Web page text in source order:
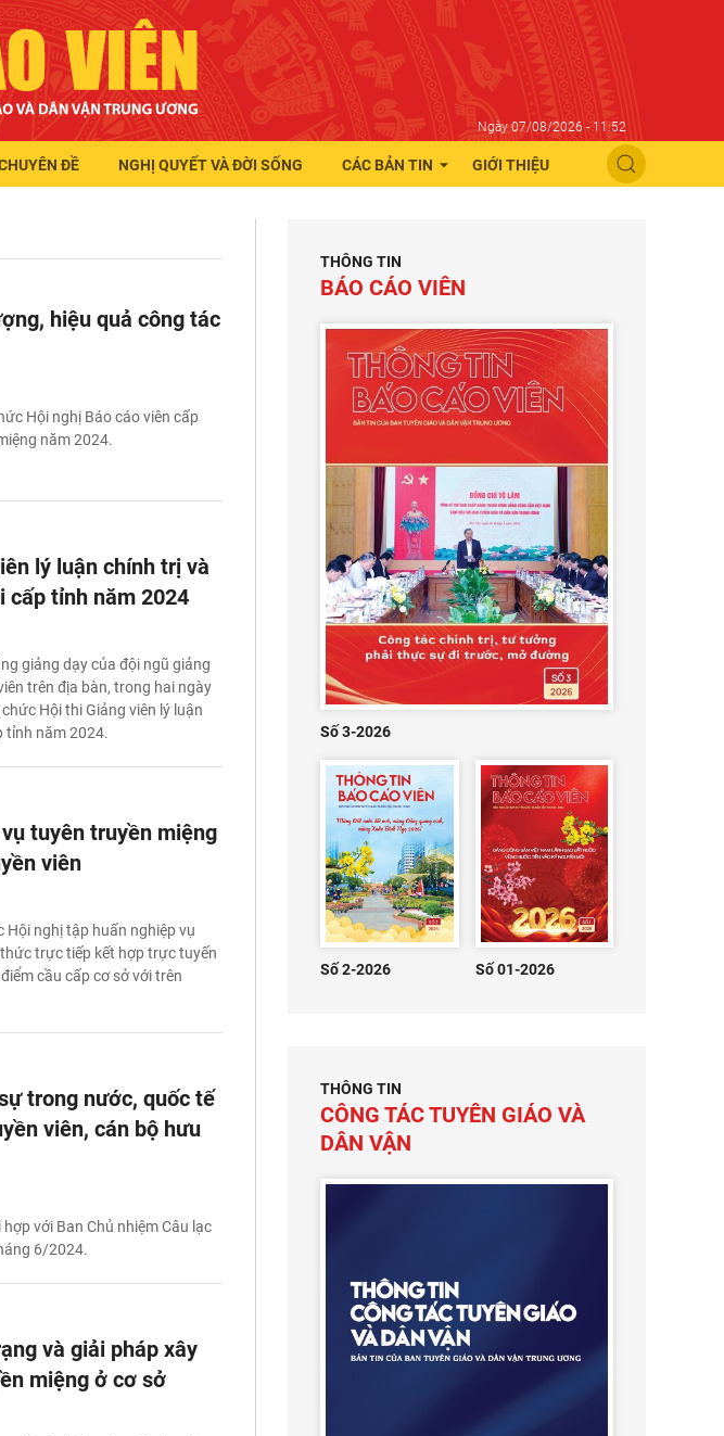
Ngày 07/08/2026 - 11:52
ĐỀ NGHỊ QUYẾT VÀ ĐỜI SỐNG CÁC BẢN TIN GIỚI THIỆU
hiệu quả công tác
Hội nghị Báo cáo viên cấp
năm 2024.
lý luận chính trị và
cấp tỉnh năm 2024
giảng dạy của đội ngũ giảng
trên địa bàn, trong hai ngày
Hội thi Giảng viên lý luận
tỉnh năm 2024.
tuyên truyền miệng
viên
Hội nghị tập huấn nghiệp vụ
trực tiếp kết hợp trực tuyến
cầu cấp cơ sở với trên
trong nước, quốc tế
viên, cán bộ hưu
với Ban Chủ nhiệm Câu lạc
6/2024.
và giải pháp xây
miệng ở cơ sở
THÔNG TIN
BÁO CÁO VIÊN
Số 3-2026
Số 2-2026 Số 01-2026
THÔNG TIN
CÔNG TÁC TUYÊN GIÁO VÀ
DÂN VẬN